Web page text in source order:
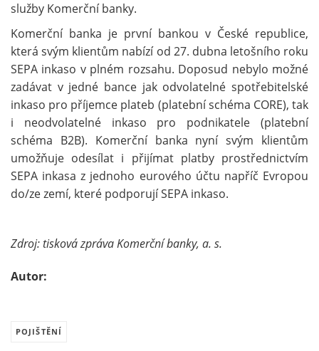
služby Komerční banky.
Komerční banka je první bankou v České republice,
která svým klientům nabízí od 27. dubna letošního roku
SEPA inkaso v plném rozsahu. Doposud nebylo možné
zadávat v jedné bance jak odvolatelné spotřebitelské
inkaso pro příjemce plateb (platební schéma CORE), tak
i neodvolatelné inkaso pro podnikatele (platební
schéma B2B). Komerční banka nyní svým klientům
umožňuje odesílat i přijímat platby prostřednictvím
SEPA inkasa z jednoho eurového účtu napříč Evropou
do/ze zemí, které podporují SEPA inkaso.
Zdroj: tisková zpráva Komerční banky, a. s.
Autor:
POJIŠTĚNÍ